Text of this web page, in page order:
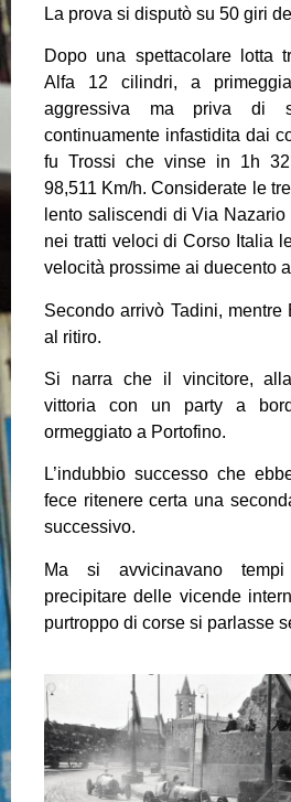
La prova si disputò su 50 giri
Dopo una spettacolare lotta
Alfa 12 cilindri, a
aggressiva ma priva di
continuamente infastidita dai
fu Trossi che vinse in 1h
98,511 Km/h. Considerate le
lento saliscendi di Via
nei tratti veloci di Corso Italia
velocità prossime ai duecento
Secondo arrivò Tadini, mentre
al ritiro.
Si narra che il vincitore,
vittoria con un party a
ormeggiato a Portofino.
L’indubbio successo che
fece ritenere certa una
successivo.
Ma si avvicinavano
precipitare delle vicende
purtroppo di corse si parlasse